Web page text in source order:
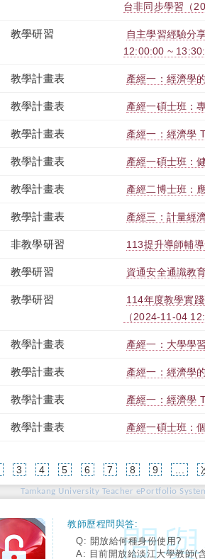
台非同步學習（
教學研習
自主學習經驗分
12:00:00 ~
教學計畫表 產經一：經濟學
教學計畫表 產經一碩士班：
教學計畫表 產經一：經濟學
教學計畫表 產經一碩士班：
教學計畫表 產經二博士班：
教學計畫表 產經三：計量經
非教學研習 113提升導師輔
教學研習 資通安全通識教
教學研習
114年度教學實
（2024-11-04
教學計畫表 產經一：大學學
教學計畫表 產經一：經濟學
教學計畫表 產經一：經濟學
教學計畫表 產經一碩士班：
3 4 5 6 7 8 9
Tamkang University Teacher ePortfolio
教師歷程問與答:
Q: 開放給何種身份使用?
A: 目前開放給淡江大學教師(